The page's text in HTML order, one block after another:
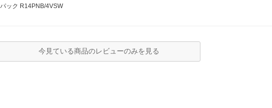
ック R14PNB/4VSW
今見ている商品のレビューのみを見る